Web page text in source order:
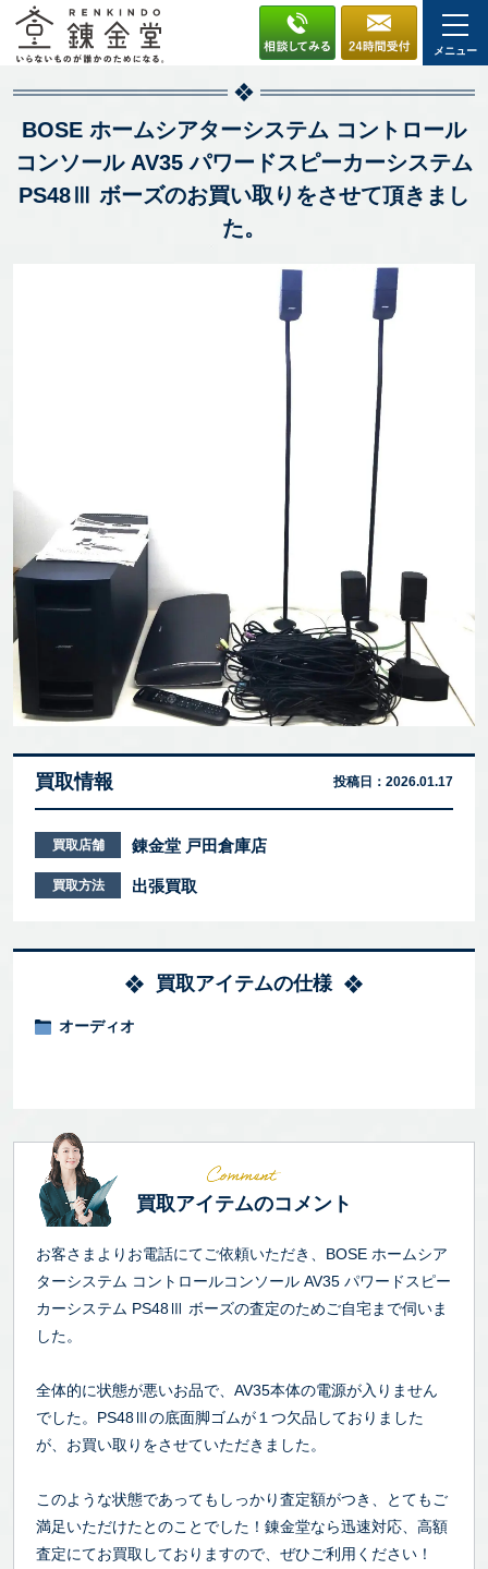
メニュー
BOSE ホームシアターシステム コントロール
コンソール AV35 パワードスピーカーシステム
PS48Ⅲ ボーズのお買い取りをさせて頂きまし
た。
買取情報 投稿日： 2026.01.17
買取店舗 錬金堂 戸田倉庫店
買取方法 出張買取
買取アイテムの仕様
オーディオ
買取アイテムのコメント
お客さまよりお電話にてご依頼いただき、BOSE ホームシア
ターシステム コントロールコンソール AV35 パワードスピー
カーシステム PS48Ⅲ ボーズの査定のためご自宅まで伺いま
した。
全体的に状態が悪いお品で、AV35本体の電源が入りません
でした。PS48Ⅲの底面脚ゴムが１つ欠品しておりました
が、お買い取りをさせていただきました。
このような状態であってもしっかり査定額がつき、とてもご
満足いただけたとのことでした！錬金堂なら迅速対応、高額
査定にてお買取しておりますので、ぜひご利用ください！